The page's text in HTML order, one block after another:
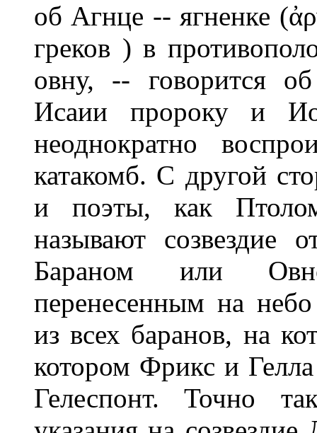
об Агнце -- ягненке
греков ) в
овну, -- говорится
Исаии пророку и
неоднократно
катакомб. С другой
и поэты, как
называют созвездие
Бараном или
перенесенным на
из всех баранов, на
котором Фрикс и
Гелеспонт. Точно